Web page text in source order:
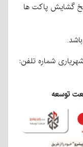
گشایش پاکت ها
شماره تلفن:
توسعه